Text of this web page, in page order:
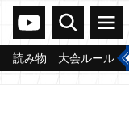
ヴァンガードch
検索 メニュー
読み物 大会ルール